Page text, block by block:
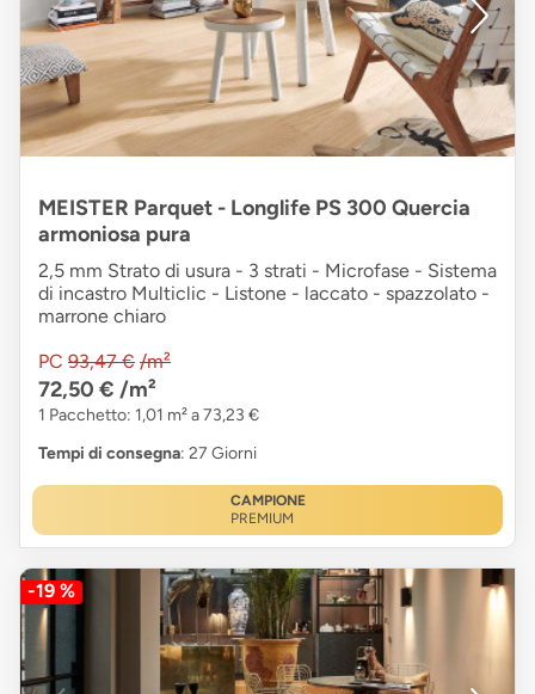
MEISTER Parquet - Longlife PS 300 Quercia
armoniosa pura
2,5 mm Strato di usura - 3 strati - Microfase - Sistema
di incastro Multiclic - Listone - laccato - spazzolato -
marrone chiaro
PC 93,47 € /m²
72,50 € /m²
1 Pacchetto: 1,01 m² a 73,23 €
Tempi di consegna: 27 Giorni
CAMPIONE
PREMIUM
-19 %